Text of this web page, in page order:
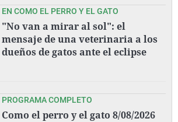
EN COMO EL PERRO Y EL GATO
"No van a mirar al sol": el
mensaje de una veterinaria a los
dueños de gatos ante el eclipse
PROGRAMA COMPLETO
Como el perro y el gato 8/08/2026